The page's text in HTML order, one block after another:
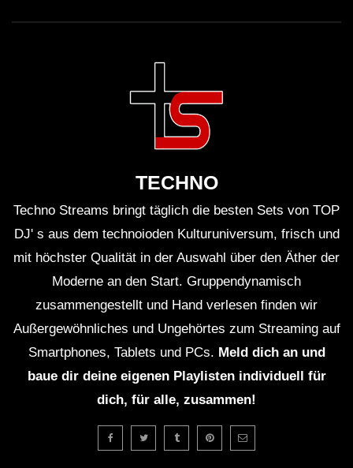
TECHNO
Techno Streams bringt täglich die besten Sets von TOP
DJ' s aus dem technoioden Kulturuniversum, frisch und
mit höchster Qualität in der Auswahl über den Äther der
Moderne an den Start. Gruppendynamisch
zusammengestellt und Hand verlesen finden wir
Außergewöhnliches und Ungehörtes zum Streaming auf
Smartphones, Tablets und PCs. Meld dich an und
baue dir deine eigenen Playlisten individuell für
dich, für alle, zusammen!